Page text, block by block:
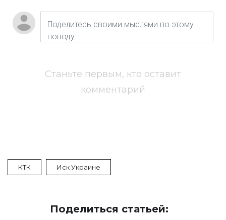
Станьте первым, кто оставит
комментарий
КТК Иск Украине
Поделиться статьей: